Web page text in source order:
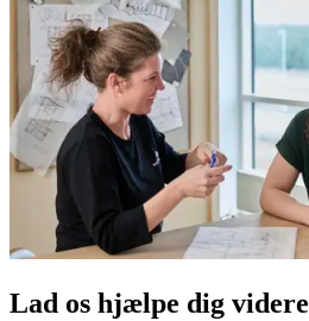
Lad os hjælpe dig videre